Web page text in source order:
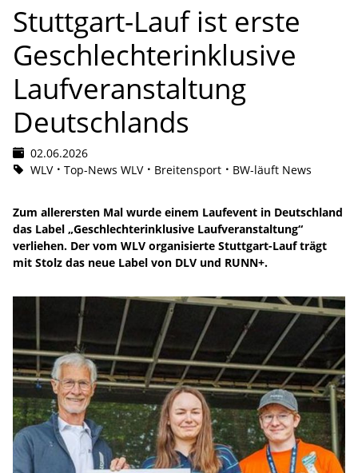
Stuttgart-Lauf ist erste
Geschlechterinklusive
Laufveranstaltung
Deutschlands
02.06.2026
WLV
Top-News WLV Breitensport BW-läuft News
Zum allerersten Mal wurde einem Laufevent in Deutschland
das Label „Geschlechterinklusive Laufveranstaltung“
verliehen. Der vom WLV organisierte Stuttgart-Lauf trägt
mit Stolz das neue Label von DLV und RUNN+.